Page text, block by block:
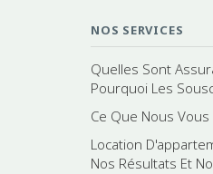
NOS SERVICES
Quelles Sont
Pourquoi Les
Ce Que Nous
Location
Nos Résultats Et